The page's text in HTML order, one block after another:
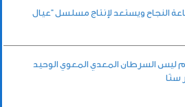
النجاح ويستعد لإنتاج مسلسل “عيال
ليس السرطان المعدي المعوي الوحيد
سنًا